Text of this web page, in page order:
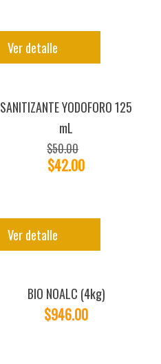
Ver detalle
SANITIZANTE YODOFORO 125
mL
$50.00
$42.00
Ver detalle
BIO NOALC (4kg)
$946.00